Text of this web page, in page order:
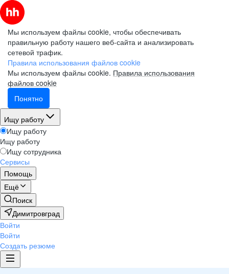
Мы используем файлы cookie, чтобы обеспечивать
правильную работу нашего веб-сайта и анализировать
сетевой трафик.
Правила использования файлов cookie
Мы используем файлы cookie. Правила использования
файлов cookie
Понятно
Ищу работу
Ищу работу
Ищу работу
Ищу сотрудника
Сервисы
Помощь
Ещё
Поиск
Димитровград
Войти
Войти
Создать резюме